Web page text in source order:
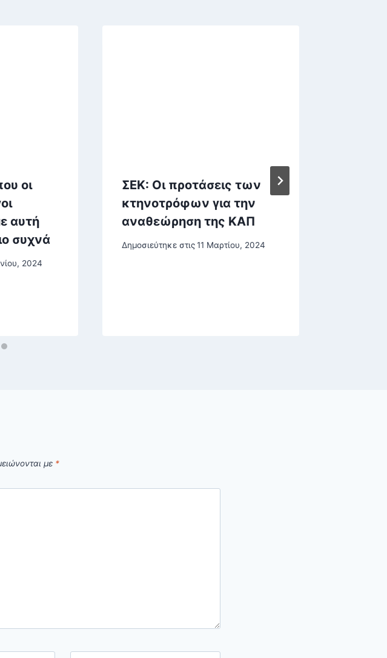
οι
αυτή
συχνά
2024
ΣΕΚ: Οι προτάσεις των
κτηνοτρόφων για την
αναθεώρηση της ΚΑΠ
Δημοσιεύτηκε στις 11 Μαρτίου, 2024
με *